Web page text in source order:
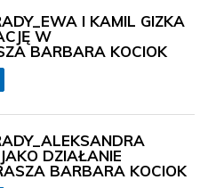
I KAMIL GIZKA
W
BARBARA KOCIOK
DZIAŁANIE
BARBARA KOCIOK